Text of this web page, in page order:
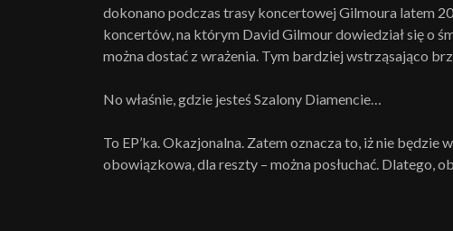
dokonano podczas trasy koncertowej Gilmoura latem
koncertów, na którym David Gilmour dowiedział się o
można dostać z wrażenia. Tym bardziej wstrząsająco
No właśnie, gdzie jesteś Szalony Diamencie…
To EP’ka. Okazjonalna. Zatem oznacza to, iż nie będzie
obowiązkowa, dla reszty – można posłuchać. Dlatego,